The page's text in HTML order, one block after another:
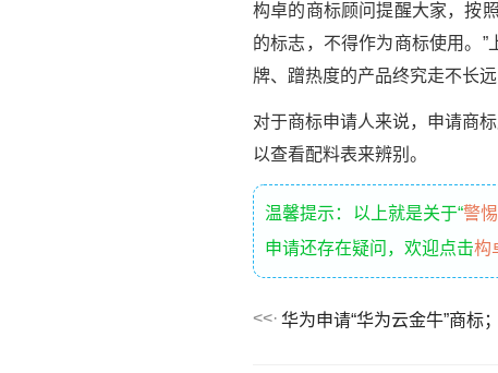
构卓的商标顾问提醒大家，按
的标志，不得作为商标使用。
牌、蹭热度的产品终究走不长
对于商标申请人来说，申请商
以查看配料表来辨别。
温馨提示：以上就是关于“警
申请还存在疑问，欢迎点击构
华为申请“华为云金牛”商标